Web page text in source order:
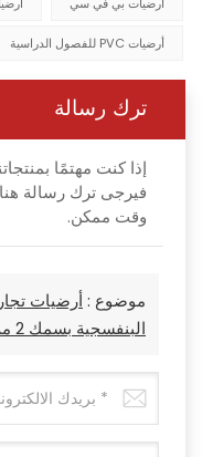
أرضيات PVC للفصول الدراسية
ترك رسالة
إذا كنت مهتمًا
فيرجى ترك رسالة
وقت ممكن.
موضوع :
البنفسجية بسمك 2 مم لغرف الفن